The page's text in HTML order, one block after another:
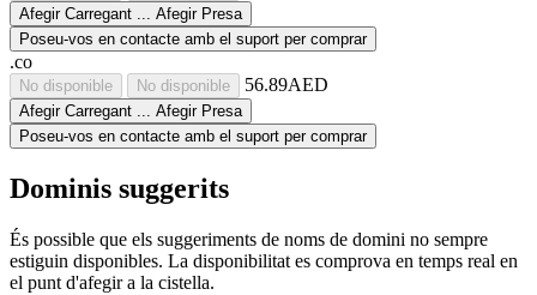
Afegir Carregant ... Afegir Presa
Poseu-vos en contacte amb el suport per comprar
.co
No disponible No disponible 56.89AED
Afegir Carregant ... Afegir Presa
Poseu-vos en contacte amb el suport per comprar
Dominis suggerits
És possible que els suggeriments de noms de domini no sempre
estiguin disponibles. La disponibilitat es comprova en temps real en
el punt d'afegir a la cistella.